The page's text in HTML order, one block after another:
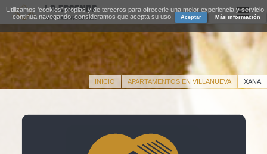
INICIO APARTAMENTOS EN VILLANUEVA XANA
Utilizamos 'cookies' propias y de terceros para ofrecerle una mejor experiencia y servicio.
continua navegando, consideramos que acepta su uso.
Aceptar Más información